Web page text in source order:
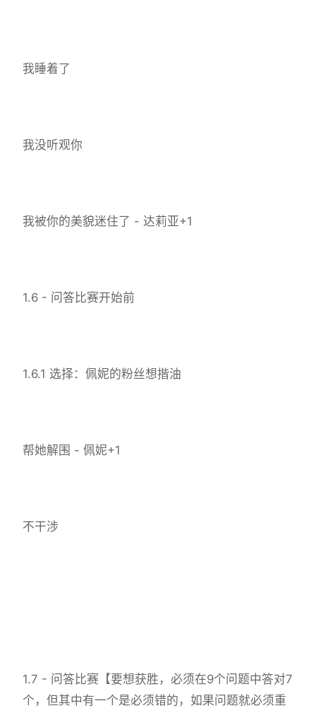
我睡着了
我没听观你
我被你的美貌迷住了 - 达莉亚+1
1.6 - 问答比赛开始前
1.6.1 选择：佩妮的粉丝想揩油
帮她解围 - 佩妮+1
不干涉
1.7 - 问答比赛【要想获胜，必须在9个问题中答对7
个，但其中有一个是必须错的，如果问题就必须重